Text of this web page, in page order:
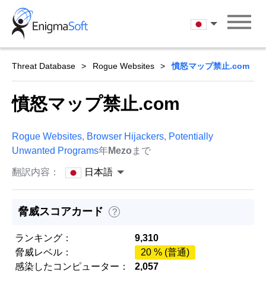
Skip
content
日本語
Threat Database Rogue Websites 憤怒マップ禁止.com
憤怒マップ禁止.com
Rogue Websites, Browser Hijackers, Potentially
Unwanted Programs年Mezo まで
翻訳内容： 日本語
脅威スコアカード ?
ランキング：
9,310
脅威レベル：
20 % (普通)
感染したコンピューター：
2,057